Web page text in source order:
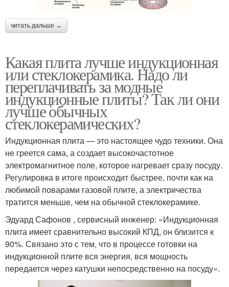
читать дальше →
Какая плита лучше индукционная
или стеклокерамика. Надо ли
переплачивать за модные
индукционные плиты? Так ли они
лучше обычных
стеклокерамических?
Индукционная плита — это настоящее чудо техники. Она
не греется сама, а создает высокочастотное
электромагнитное поле, которое нагревает сразу посуду.
Регулировка в итоге происходит быстрее, почти как на
любимой поварами газовой плите, а электричества
тратится меньше, чем на обычной стеклокерамике.
Эдуард Сафонов , сервисный инженер: «Индукционная
плита имеет сравнительно высокий КПД, он близится к
90%. Связано это с тем, что в процессе готовки на
индукционной плите вся энергия, вся мощность
передается через катушки непосредственно на посуду».